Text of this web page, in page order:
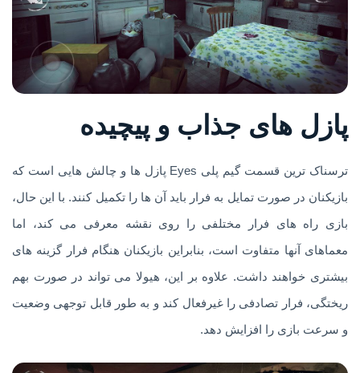
پازل های جذاب و پیچیده
ترسناک ترین قسمت گیم پلی Eyes پازل ها و چالش هایی است که
بازیکنان در صورت تمایل به فرار باید آن ها را تکمیل کنند. با این حال،
بازی راه های فرار مختلفی را روی نقشه معرفی می کند، اما
معماهای آنها متفاوت است، بنابراین بازیکنان هنگام فرار گزینه های
بیشتری خواهند داشت. علاوه بر این، هیولا می تواند در صورت بهم
ریختگی، فرار تصادفی را غیرفعال کند و به طور قابل توجهی وضعیت
و سرعت بازی را افزایش دهد.